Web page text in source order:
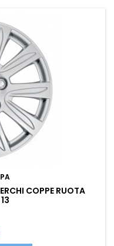
COPPE RUOTA